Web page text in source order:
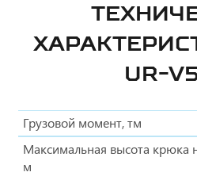
UR-
Грузовой момент, тм
Максимальная высота крюка
м